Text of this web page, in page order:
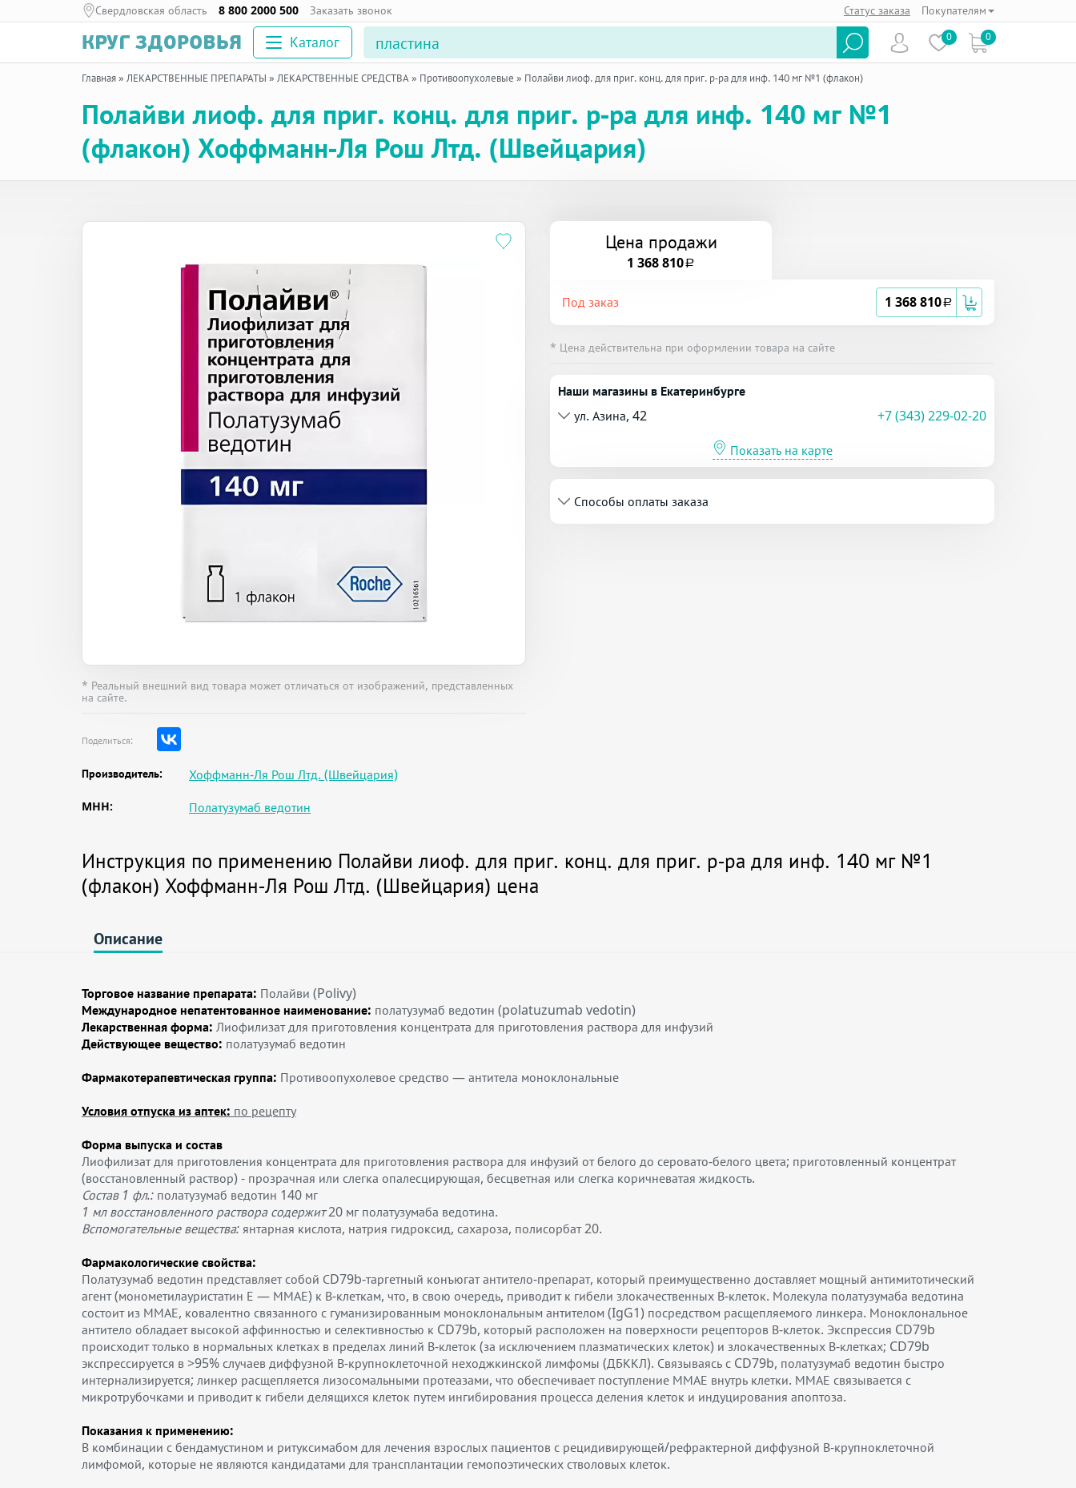
Свердловская область 8 800 2000 500 Заказать звонок Статус заказа Покупателям
Каталог 0 0
Главная» ЛЕКАРСТВЕННЫЕ ПРЕПАРАТЫ » ЛЕКАРСТВЕННЫЕ СРЕДСТВА» Противоопухолевые » Полайви лиоф. для приг. конц. для приг. р-ра для инф. 140 мг №1 (флакон)
Полайви лиоф. для приг. конц. для приг. р-ра для инф. 140 мг №1
(флакон) Хоффманн-Ля Рош Лтд. (Швейцария)
* Реальный внешний вид товара может отличаться от изображений, представленных
на сайте.
Поделиться:
Производитель: Хоффманн-Ля Рош Лтд. (Швейцария)
MHH: Полатузумаб ведотин
Цена продажи
1 368 810a
Под заказ 1 368 810a
* Цена действительна при оформлении товара на сайте
Наши магазины в Екатеринбурге
ул. Азина, 42
+7 (343) 229-02-20
Показать на карте
Способы оплаты заказа
Инструкция по применению Полайви лиоф. для приг. конц. для приг. р-ра для инф. 140 мг №1
(флакон) Хоффманн-Ля Рош Лтд. (Швейцария) цена
Описание
Торговое название препарата: Полайви (Polivy)
Международное непатентованное наименование: полатузумаб ведотин (polatuzumab vedotin)
Лекарственная форма: Лиофилизат для приготовления концентрата для приготовления раствора для инфузий
Действующее вещество: полатузумаб ведотин
Фармакотерапевтическая группа: Противоопухолевое средство — антитела моноклональные
Условия отпуска из аптек: по рецепту
Форма выпуска и состав
Лиофилизат для приготовления концентрата для приготовления раствора для инфузий от белого до серовато-белого цвета; приготовленный концентрат
(восстановленный раствор) - прозрачная или слегка опалесцирующая, бесцветная или слегка коричневатая жидкость.
Состав 1 фл.: полатузумаб ведотин 140 мг
1 мл восстановленного раствора содержит20 мг полатузумаба ведотина.
Вспомогательные вещества:янтарная кислота, натрия гидроксид, сахароза, полисорбат 20.
Фармакологические свойства:
Полатузумаб ведотин представляет собой СD79b-таргетный конъюгат антитело-препарат, который преимущественно доставляет мощный антимитотический
агент (монометилауристатин Е — ММАЕ) к В-клеткам, что, в свою очередь, приводит к гибели злокачественных В-клеток. Молекула полатузумаба ведотина
состоит из ММАЕ, ковалентно связанного с гуманизированным моноклональным антителом (IgG1) посредством расщепляемого линкера. Моноклональное
антитело обладает высокой аффинностью и селективностью к CD79b, который расположен на поверхности рецепторов В-клеток. Экспрессия CD79b
происходит только в нормальных клетках в пределах линий В-клеток (за исключением плазматических клеток) и злокачественных В-клетках; CD79b
экспрессируется в >95% случаев диффузной В-крупноклеточной неходжкинской лимфомы (ДБККЛ). Связываясь с CD79b, полатузумаб ведотин быстро
интернализируется; линкер расщепляется лизосомальными протеазами, что обеспечивает поступление ММАЕ внутрь клетки. ММАЕ связывается с
микротрубочками и приводит к гибели делящихся клеток путем ингибирования процесса деления клеток и индуцирования апоптоза.
Показания к применению:
В комбинации с бендамустином и ритуксимабом для лечения взрослых пациентов с рецидивирующей/рефрактерной диффузной В-крупноклеточной
лимфомой, которые не являются кандидатами для трансплантации гемопоэтических стволовых клеток.